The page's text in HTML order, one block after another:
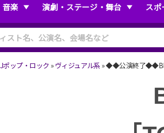
音楽 演劇・ステージ・舞台 スポ
Jポップ・ロック »ヴィジュアル系 »◆◆公演終了